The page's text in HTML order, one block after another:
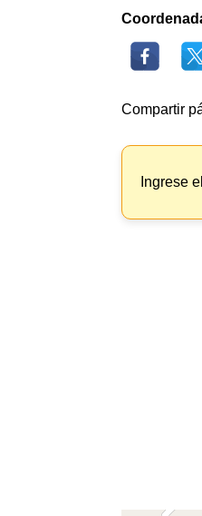
Compartir
Ingrese